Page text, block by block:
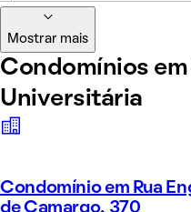
Mostrar mais
Condomínios
Universitária
Condomínio em Rua
de Camargo, 370